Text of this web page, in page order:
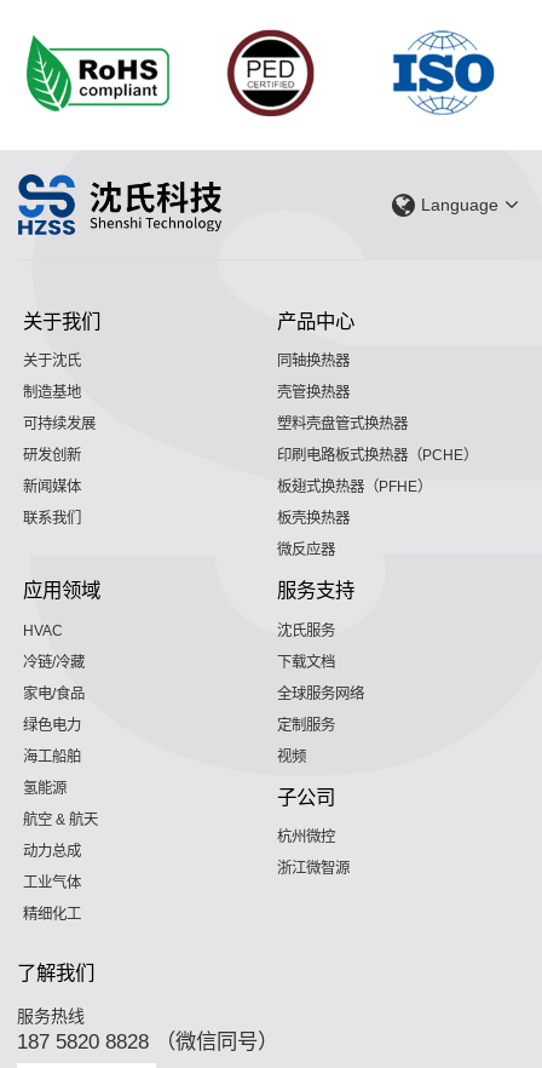
Language
关于我们
关于沈氏
制造基地
可持续发展
研发创新
新闻媒体
联系我们
产品中心
同轴换热器
壳管换热器
塑料壳盘管式换热器
印刷电路板式换热器（PCHE）
板翅式换热器（PFHE）
板壳换热器
微反应器
应用领域
HVAC
冷链/冷藏
家电/食品
绿色电力
海工船舶
氢能源
航空 & 航天
动力总成
工业气体
精细化工
服务支持
沈氏服务
下载文档
全球服务网络
定制服务
视频
子公司
杭州微控
浙江微智源
了解我们
服务热线
187 5820 8828 （微信同号）